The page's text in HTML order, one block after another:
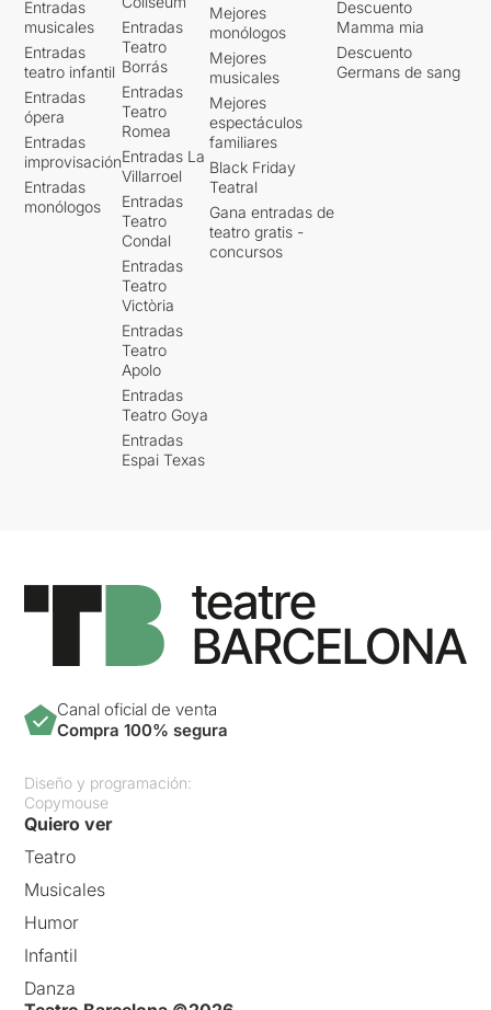
Entradas
musicales
Entradas
teatro infantil
Entradas
ópera
Entradas
improvisación
Entradas
monólogos
Entradas
Teatro
Borrás
Entradas
Teatro
Romea
Entradas La
Villarroel
Entradas
Teatro
Condal
Entradas
Teatro
Victòria
Entradas
Teatro
Apolo
Entradas
Teatro Goya
Entradas
Espai Texas
Mejores
monólogos
Mejores
musicales
Mejores
espectáculos
familiares
Black Friday
Teatral
Gana entradas de
teatro gratis -
concursos
Descuento
Mamma mia
Descuento
Germans de sang
Canal oficial de venta
Compra 100% segura
Diseño y programación:
Copymouse
Quiero ver
Teatro
Musicales
Humor
Infantil
Danza